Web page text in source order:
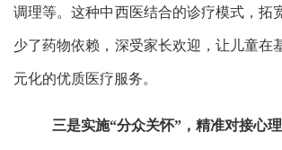
调理等。这种中西医结合的诊疗模式，拓
少了药物依赖，深受家长欢迎，让儿童在
元化的优质医疗服务。
三是实施“分众关怀”，精准对接心理